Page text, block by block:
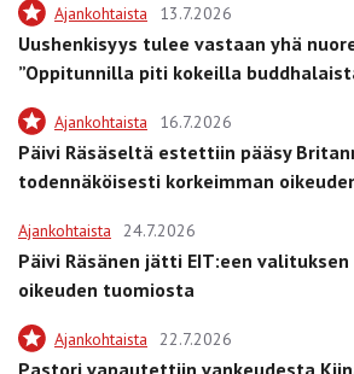
Ajankohtaista 13.7.2026
Uushenkisyys tulee vastaan yhä
”Oppitunnilla piti kokeilla
Ajankohtaista 16.7.2026
Päivi Räsäseltä estettiin pääsy
todennäköisesti korkeimman
Ajankohtaista 24.7.2026
Päivi Räsänen jätti EIT:een
oikeuden tuomiosta
Ajankohtaista 22.7.2026
Pastori vapautettiin vankeudesta